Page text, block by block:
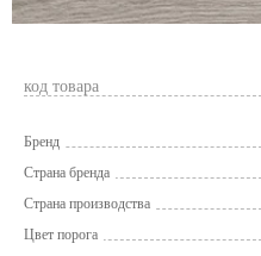
код товара
Бренд
Страна бренда
Страна производства
Цвет порога